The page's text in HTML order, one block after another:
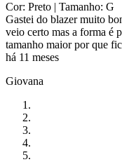
Cor: Preto | Tamanho: G
Gastei do blazer muito
veio certo mas a forma é
tamanho maior por que
há 11 meses
Giovana